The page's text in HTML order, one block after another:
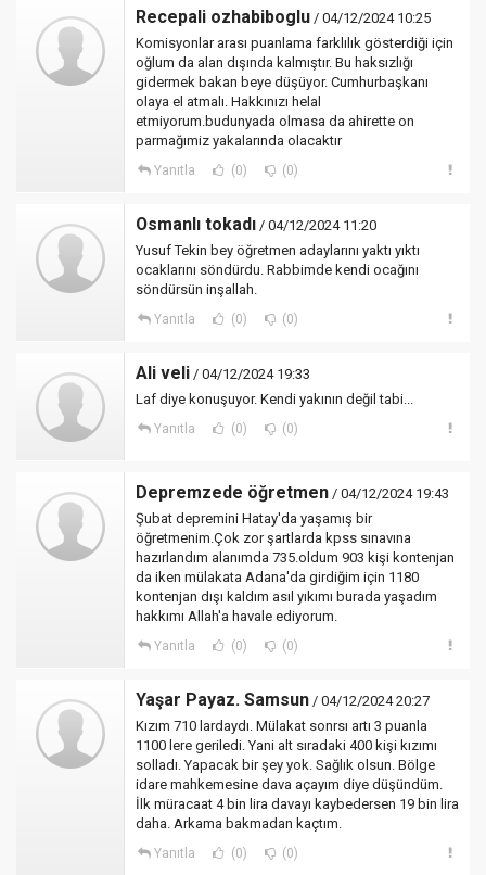
Recepali ozhabiboglu / 04/12/2024 10:25
Komisyonlar arası puanlama farklılık gösterdiği için
oğlum da alan dışında kalmıştır. Bu haksızlığı
gidermek bakan beye düşüyor. Cumhurbaşkanı
olaya el atmalı. Hakkınızı helal
etmiyorum.budunyada olmasa da ahirette on
parmağımiz yakalarında olacaktır
Yanıtla (0) (0)
Osmanlı tokadı / 04/12/2024 11:20
Yusuf Tekin bey öğretmen adaylarını yaktı yıktı
ocaklarını söndürdu. Rabbimde kendi ocağını
söndürsün inşallah.
Yanıtla (0) (0)
Ali veli / 04/12/2024 19:33
Laf diye konuşuyor. Kendi yakının değil tabi...
Yanıtla (0) (0)
Depremzede öğretmen / 04/12/2024 19:43
Şubat depremini Hatay'da yaşamış bir
öğretmenim.Çok zor şartlarda kpss sınavına
hazırlandım alanımda 735.oldum 903 kişi kontenjan
da iken mülakata Adana'da girdiğim için 1180
kontenjan dışı kaldım asıl yıkımı burada yaşadım
hakkımı Allah'a havale ediyorum.
Yanıtla (0) (0)
Yaşar Payaz. Samsun / 04/12/2024 20:27
Kızım 710 lardaydı. Mülakat sonrsı artı 3 puanla
1100 lere geriledi. Yani alt sıradaki 400 kişi kızımı
solladı. Yapacak bir şey yok. Sağlık olsun. Bölge
idare mahkemesine dava açayım diye düşündüm.
İlk müracaat 4 bin lira davayı kaybedersen 19 bin lira
daha. Arkama bakmadan kaçtım.
Yanıtla (0) (0)